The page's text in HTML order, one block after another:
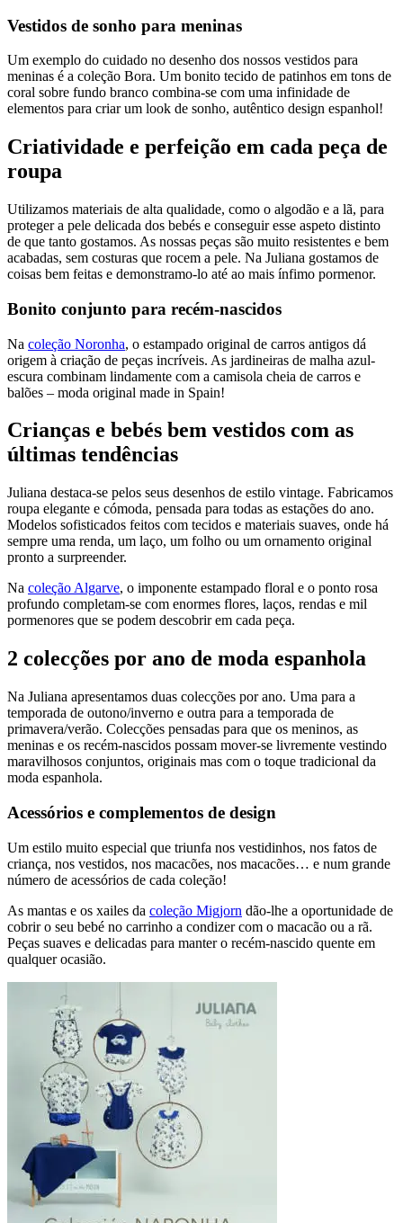
Vestidos de sonho para meninas
Um exemplo do cuidado no desenho dos nossos vestidos para
meninas é a coleção Bora. Um bonito tecido de patinhos em tons de
coral sobre fundo branco combina-se com uma infinidade de
elementos para criar um look de sonho, autêntico design espanhol!
Criatividade e perfeição em cada peça de
roupa
Utilizamos materiais de alta qualidade, como o algodão e a lã, para
proteger a pele delicada dos bebés e conseguir esse aspeto distinto
de que tanto gostamos. As nossas peças são muito resistentes e bem
acabadas, sem costuras que rocem a pele. Na Juliana gostamos de
coisas bem feitas e demonstramo-lo até ao mais ínfimo pormenor.
Bonito conjunto para recém-nascidos
Na coleção Noronha, o estampado original de carros antigos dá
origem à criação de peças incríveis. As jardineiras de malha azul-
escura combinam lindamente com a camisola cheia de carros e
balões – moda original made in Spain!
Crianças e bebés bem vestidos com as
últimas tendências
Juliana destaca-se pelos seus desenhos de estilo vintage. Fabricamos
roupa elegante e cómoda, pensada para todas as estações do ano.
Modelos sofisticados feitos com tecidos e materiais suaves, onde há
sempre uma renda, um laço, um folho ou um ornamento original
pronto a surpreender.
Na coleção Algarve, o imponente estampado floral e o ponto rosa
profundo completam-se com enormes flores, laços, rendas e mil
pormenores que se podem descobrir em cada peça.
2 colecções por ano de moda espanhola
Na Juliana apresentamos duas colecções por ano. Uma para a
temporada de outono/inverno e outra para a temporada de
primavera/verão. Colecções pensadas para que os meninos, as
meninas e os recém-nascidos possam mover-se livremente vestindo
maravilhosos conjuntos, originais mas com o toque tradicional da
moda espanhola.
Acessórios e complementos de design
Um estilo muito especial que triunfa nos vestidinhos, nos fatos de
criança, nos vestidos, nos macacões, nos macacões… e num grande
número de acessórios de cada coleção!
As mantas e os xailes da coleção Migjorn dão-lhe a oportunidade de
cobrir o seu bebé no carrinho a condizer com o macacão ou a rã.
Peças suaves e delicadas para manter o recém-nascido quente em
qualquer ocasião.